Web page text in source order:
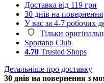
Доставка від 119 грн
30 днів на повернення
У вас за 4-7 робочих
Тільки
Sportano Club
4.70 Trusted Shops
Детальніше про доставку
30 днів на повернення з